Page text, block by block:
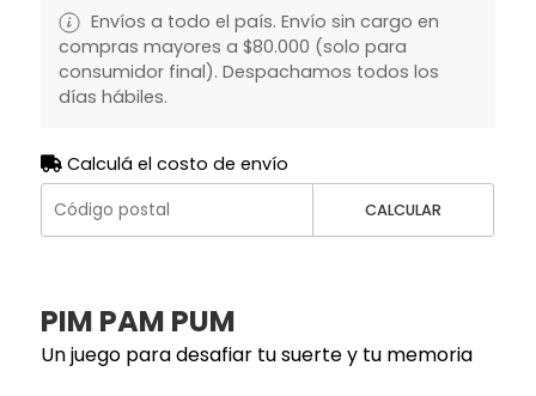
Envíos a todo el país. Envío sin cargo en
compras mayores a $80.000 (solo para
consumidor final). Despachamos todos los
días hábiles.
Calculá el costo de envío
CALCULAR
PIM PAM PUM
Un juego para desafiar tu suerte y tu memoria